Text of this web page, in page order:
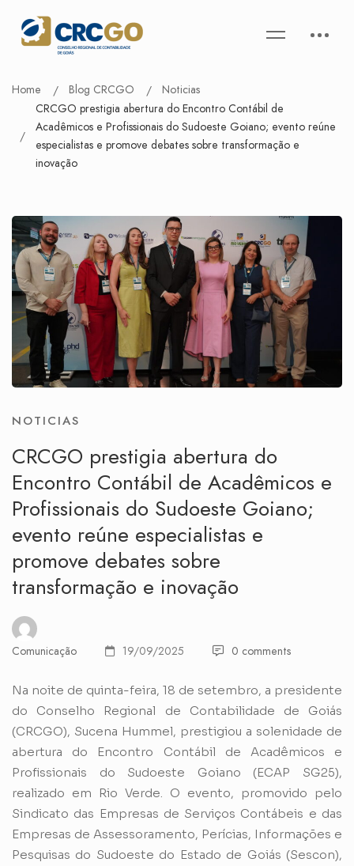
Home Blog CRCGO
Noticias
CRCGO prestigia abertura do Encontro Contábil de
Acadêmicos e Profissionais do Sudoeste Goiano; evento reúne
especialistas e promove debates sobre transformação e
inovação
NOTICIAS
CRCGO prestigia abertura do
Encontro Contábil de Acadêmicos e
Profissionais do Sudoeste Goiano;
evento reúne especialistas e
promove debates sobre
transformação e inovação
Comunicação 19/09/2025 0 comments
Na noite de quinta-feira, 18 de setembro, a presidente
do Conselho Regional de Contabilidade de Goiás
(CRCGO), Sucena Hummel, prestigiou a solenidade de
abertura do Encontro Contábil de Acadêmicos e
Profissionais do Sudoeste Goiano (ECAP SG25),
realizado em Rio Verde. O evento, promovido pelo
Sindicato das Empresas de Serviços Contábeis e das
Empresas de Assessoramento, Perícias, Informações e
Pesquisas do Sudoeste do Estado de Goiás (Sescon),